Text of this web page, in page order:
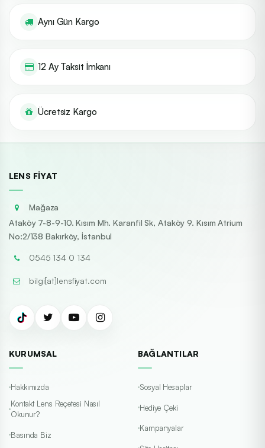
Aynı Gün Kargo
12 Ay Taksit İmkanı
Ücretsiz Kargo
LENS FIYAT
Mağaza
Ataköy 7-8-9-10. Kısım Mh. Karanfil Sk, Ataköy 9. Kısım Atrium
No:2/138 Bakırköy, İstanbul
0545 134 0 134
bilgi[at]lensfiyat.com
KURUMSAL
Hakkımızda
Kontakt Lens Reçetesi Nasıl
Okunur?
Basında Biz
BAĞLANTILAR
Sosyal Hesaplar
Hediye Çeki
Kampanyalar